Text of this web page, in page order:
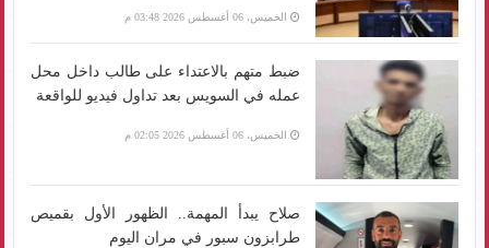
الخميس، 06 أغسطس 2026 03:48 م
ضبط متهم بالاعتداء على طالب داخل محل
عمله في السويس بعد تداول فيديو للواقعة
الخميس، 06 أغسطس 2026 02:05 م
صلاح يبدأ المهمة.. الظهور الأول بقميص
طرابزون سبور في مران اليوم